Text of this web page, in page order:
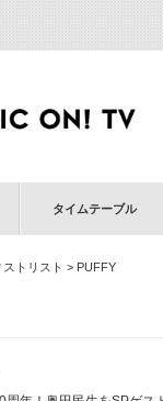
タイムテーブル
ストリスト > PUFFY